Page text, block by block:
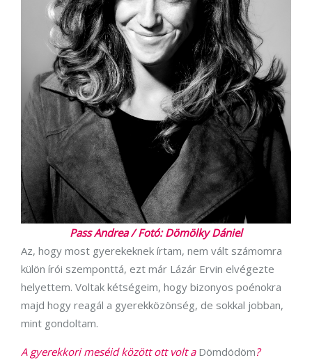
Pass Andrea / Fotó: Dömölky Dániel
Az, hogy most gyerekeknek írtam, nem vált számomra
külön írói szemponttá, ezt már Lázár Ervin elvégezte
helyettem. Voltak kétségeim, hogy bizonyos poénokra
majd hogy reagál a gyerekközönség, de sokkal jobban,
mint gondoltam.
A gyerekkori meséid között ott volt a Dömdödöm?